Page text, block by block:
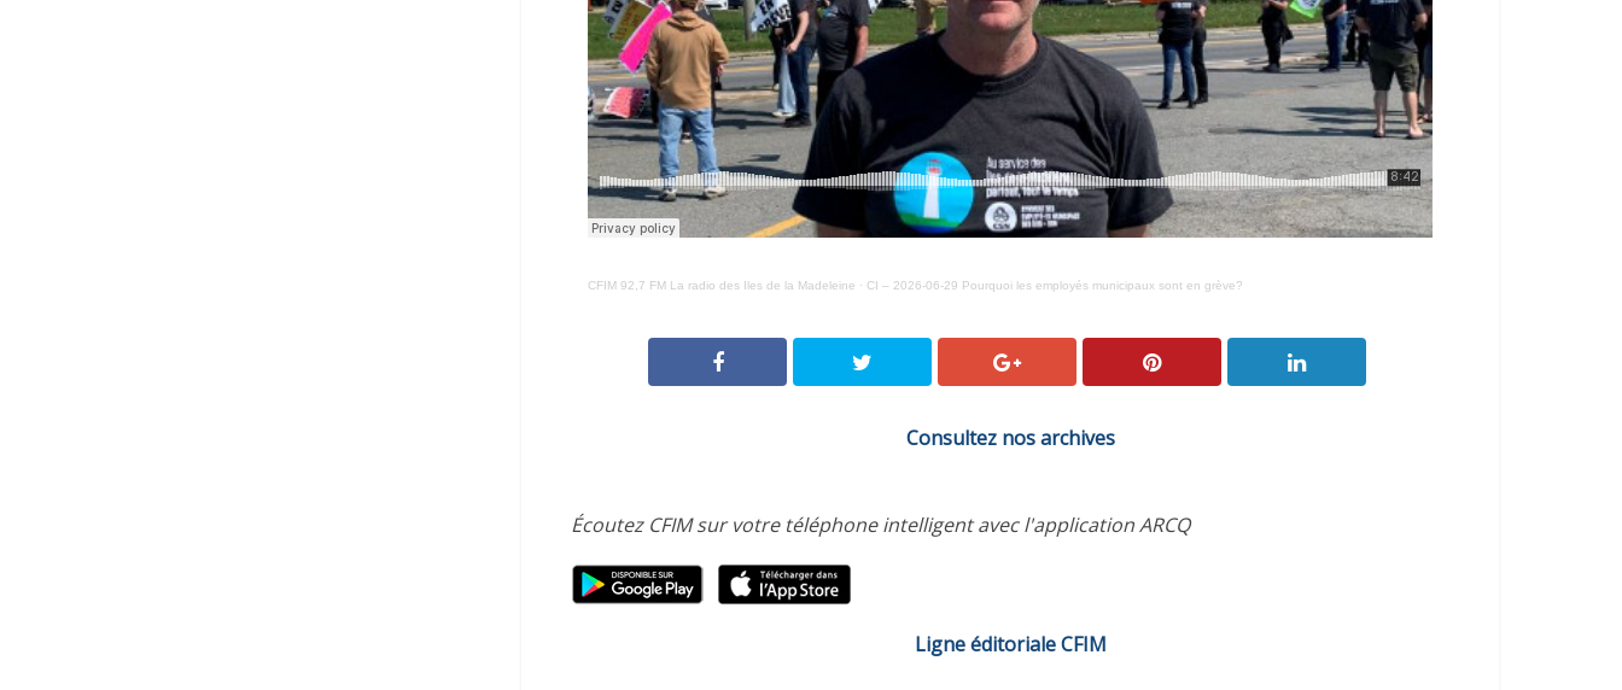
CFIM 92,7 FM La radio des Iles de la Madeleine · CI – 2026-06-29 Pourquoi les employés municipaux sont en grève?
Consultez nos archives
Écoutez CFIM sur votre téléphone intelligent avec l'application ARCQ
Ligne éditoriale CFIM